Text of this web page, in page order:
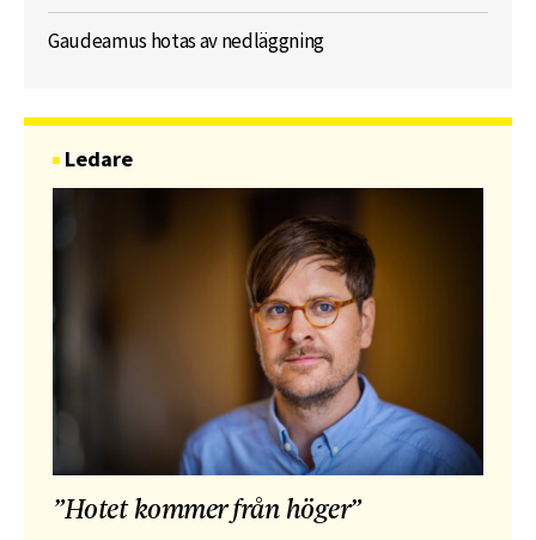
Gaudeamus hotas av nedläggning
Ledare
”Hotet kommer från höger”